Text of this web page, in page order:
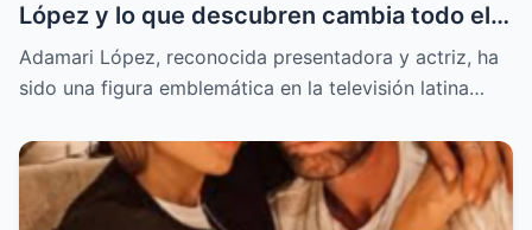
López y lo que descubren cambia todo el
reporte”
Adamari López, reconocida presentadora y actriz, ha
sido una figura emblemática en la televisión latina…